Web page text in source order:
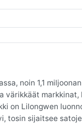
noin 1,1
värikkäät markkinat,
on Lilongwen
tosin sijaitsee